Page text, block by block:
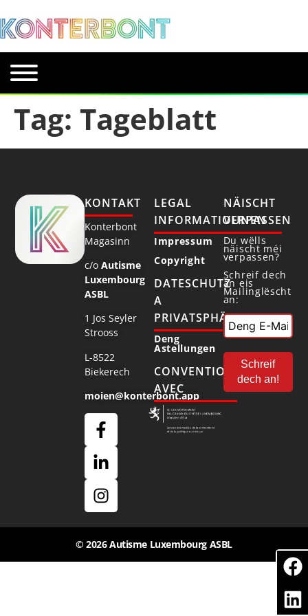
Tag: Tageblatt
KONTAKT
Konterbont
Magasinn
c/oAutisme
Luxembourg
ASBL
1 Jos Seyler
Strooss
L-8522
Biekerech
moien@konterbont.app
LEGAL
INFORMATIOUNEN
Impressum
Copyright
DATESCHUTZ
A
PRIVATSPHÄR
Deng
Astellungen
CONVENTIONNÉ
AVEC
NÄISCHT
VERPASSEN
Du wëlls
näischt méi
verpassen?
Schreif dech
an eis
Mailinglëscht
an:
© 2026 Autisme Luxembourg ASBL